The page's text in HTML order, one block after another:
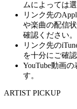
ムによっては
リンク先の
や楽曲の配信
確認ください。
リンク先の
を十分にご確
YouTube動画の
す。
ARTIST PICKUP